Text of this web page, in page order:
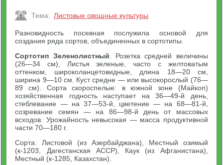
Тема: Листовые овощные культуры
Разновидность посевная послужила основой для
создания ряда сортов, объединенных в сортотипы.
Сортотип Зеленолистный . Розетка средней величины
(26—34 см), Листья зеленые, часто с желтоватым
оттенком, широколанцетовидные, длина 18—20 см,
ширина 9—10 см. Куст средне — или высокорослый (76—
89 см). Сорта скороспелые: в южной зоне (Майкоп)
хозяйственная годность наступает на 36—49-й день,
стеблевание — на 37—53-й, цветение — на 68—81-й,
созревание семян — на 86—98-й день от массовых
всходов. Урожайность невысокая — масса продуктивной
части 70—180 г.
Сорта: Листовой (из Азербайджана), Местный озимый
(к-1203, Дагестанская АССР), Каук (из Афганистана),
Местный (к-1285, Казахстан).